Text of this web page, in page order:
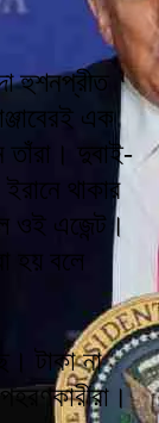
হুশনপ্রীত
এক
তাঁরা। দুবাই-
থাকার
ওই এজেন্ট।
হয় বলে
টাকা না